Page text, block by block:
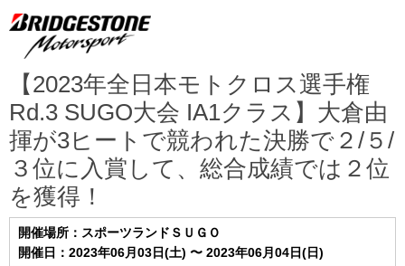
【2023年全日本モトクロス選手権
Rd.3 SUGO大会 IA1クラス】大倉由
揮が3ヒートで競われた決勝で２/５/
３位に入賞して、総合成績では２位
を獲得！
開催場所：スポーツランドＳＵＧＯ
開催日：2023年06月03日(土) 〜 2023年06月04日(日)